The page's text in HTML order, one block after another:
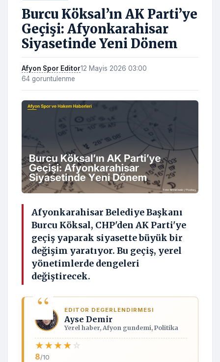
Burcu Köksal’ın AK Parti’ye
Geçişi: Afyonkarahisar
Siyasetinde Yeni Dönem
Afyon Spor Editor12 Mayis 2026 03:00
64 goruntulenme
Afyonkarahisar Belediye Başkanı
Burcu Köksal, CHP'den AK Parti'ye
geçiş yaparak siyasette büyük bir
değişim yaratıyor. Bu geçiş, yerel
yönetimlerde dengeleri
değiştirecek.
EDITOR DEGERLENDIRMESI
Ayse Demir
Yerel haber, Afyon gundemi, Politika
★★★★ ☆
8/10